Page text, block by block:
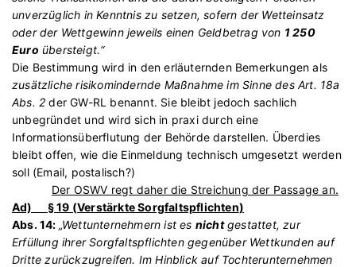
unverzüglich in Kenntnis zu setzen, sofern der Wetteinsatz
oder der Wettgewinn jeweils einen Geldbetrag von 1 250
Euro übersteigt.“
Die Bestimmung wird in den erläuternden Bemerkungen als
zusätzliche risikomindernde Maßnahme im Sinne des Art. 18a
Abs. 2 der GW-RL benannt. Sie bleibt jedoch sachlich
unbegründet und wird sich in praxi durch eine
Informationsüberflutung der Behörde darstellen. Überdies
bleibt offen, wie die Einmeldung technisch umgesetzt werden
soll (Email, postalisch?)
Der OSWV regt daher die Streichung der Passage an.
Ad) § 19 (Verstärkte Sorgfaltspflichten)
Abs. 14: „Wettunternehmern ist es nichtgestattet, zur
Erfüllung ihrer Sorgfaltspflichten gegenüber Wettkunden auf
Dritte zurückzugreifen. Im Hinblick auf Tochterunternehmen